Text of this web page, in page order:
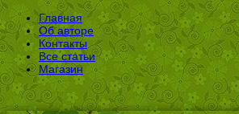
Главная
Об авторе
Контакты
Все статьи
Магазин